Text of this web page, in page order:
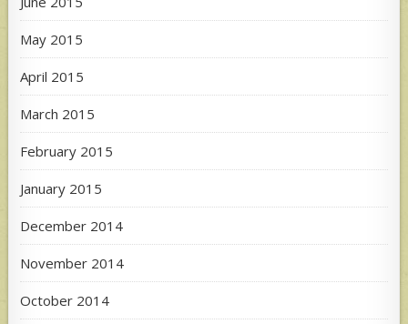
May 2015
April 2015
March 2015
February 2015
January 2015
December 2014
November 2014
October 2014